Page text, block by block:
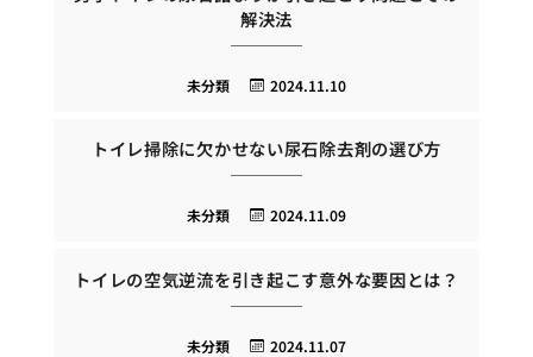
解決法
2024.11.10
未分類
トイレ掃除に欠かせない尿石除去剤の選び方
2024.11.09
未分類
トイレの空気逆流を引き起こす意外な要因とは？
2024.11.07
未分類